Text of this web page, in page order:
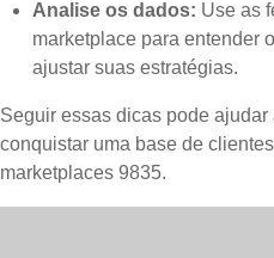
Analise os dados: Use as
marketplace para entender
ajustar suas estratégias.
Seguir essas dicas pode ajudar
conquistar uma base de
marketplaces 9835.